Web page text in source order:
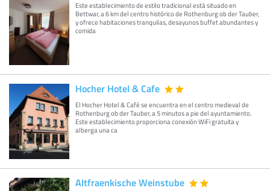
Este establecimiento de estilo tradicional está situado en
Bettwar, a 6 km del centro histórico de Rothenburg ob der Tauber,
y ofrece habitaciones tranquilas, desayunos buffet abundantes y
comida
Hocher Hotel & Cafe
El Hocher Hotel & Café se encuentra en el centro medieval de
Rothenburg ob der Tauber, a 5 minutos a pie del ayuntamiento.
Este establecimiento proporciona conexión WiFi gratuita y
alberga una ca
Altfraenkische Weinstube